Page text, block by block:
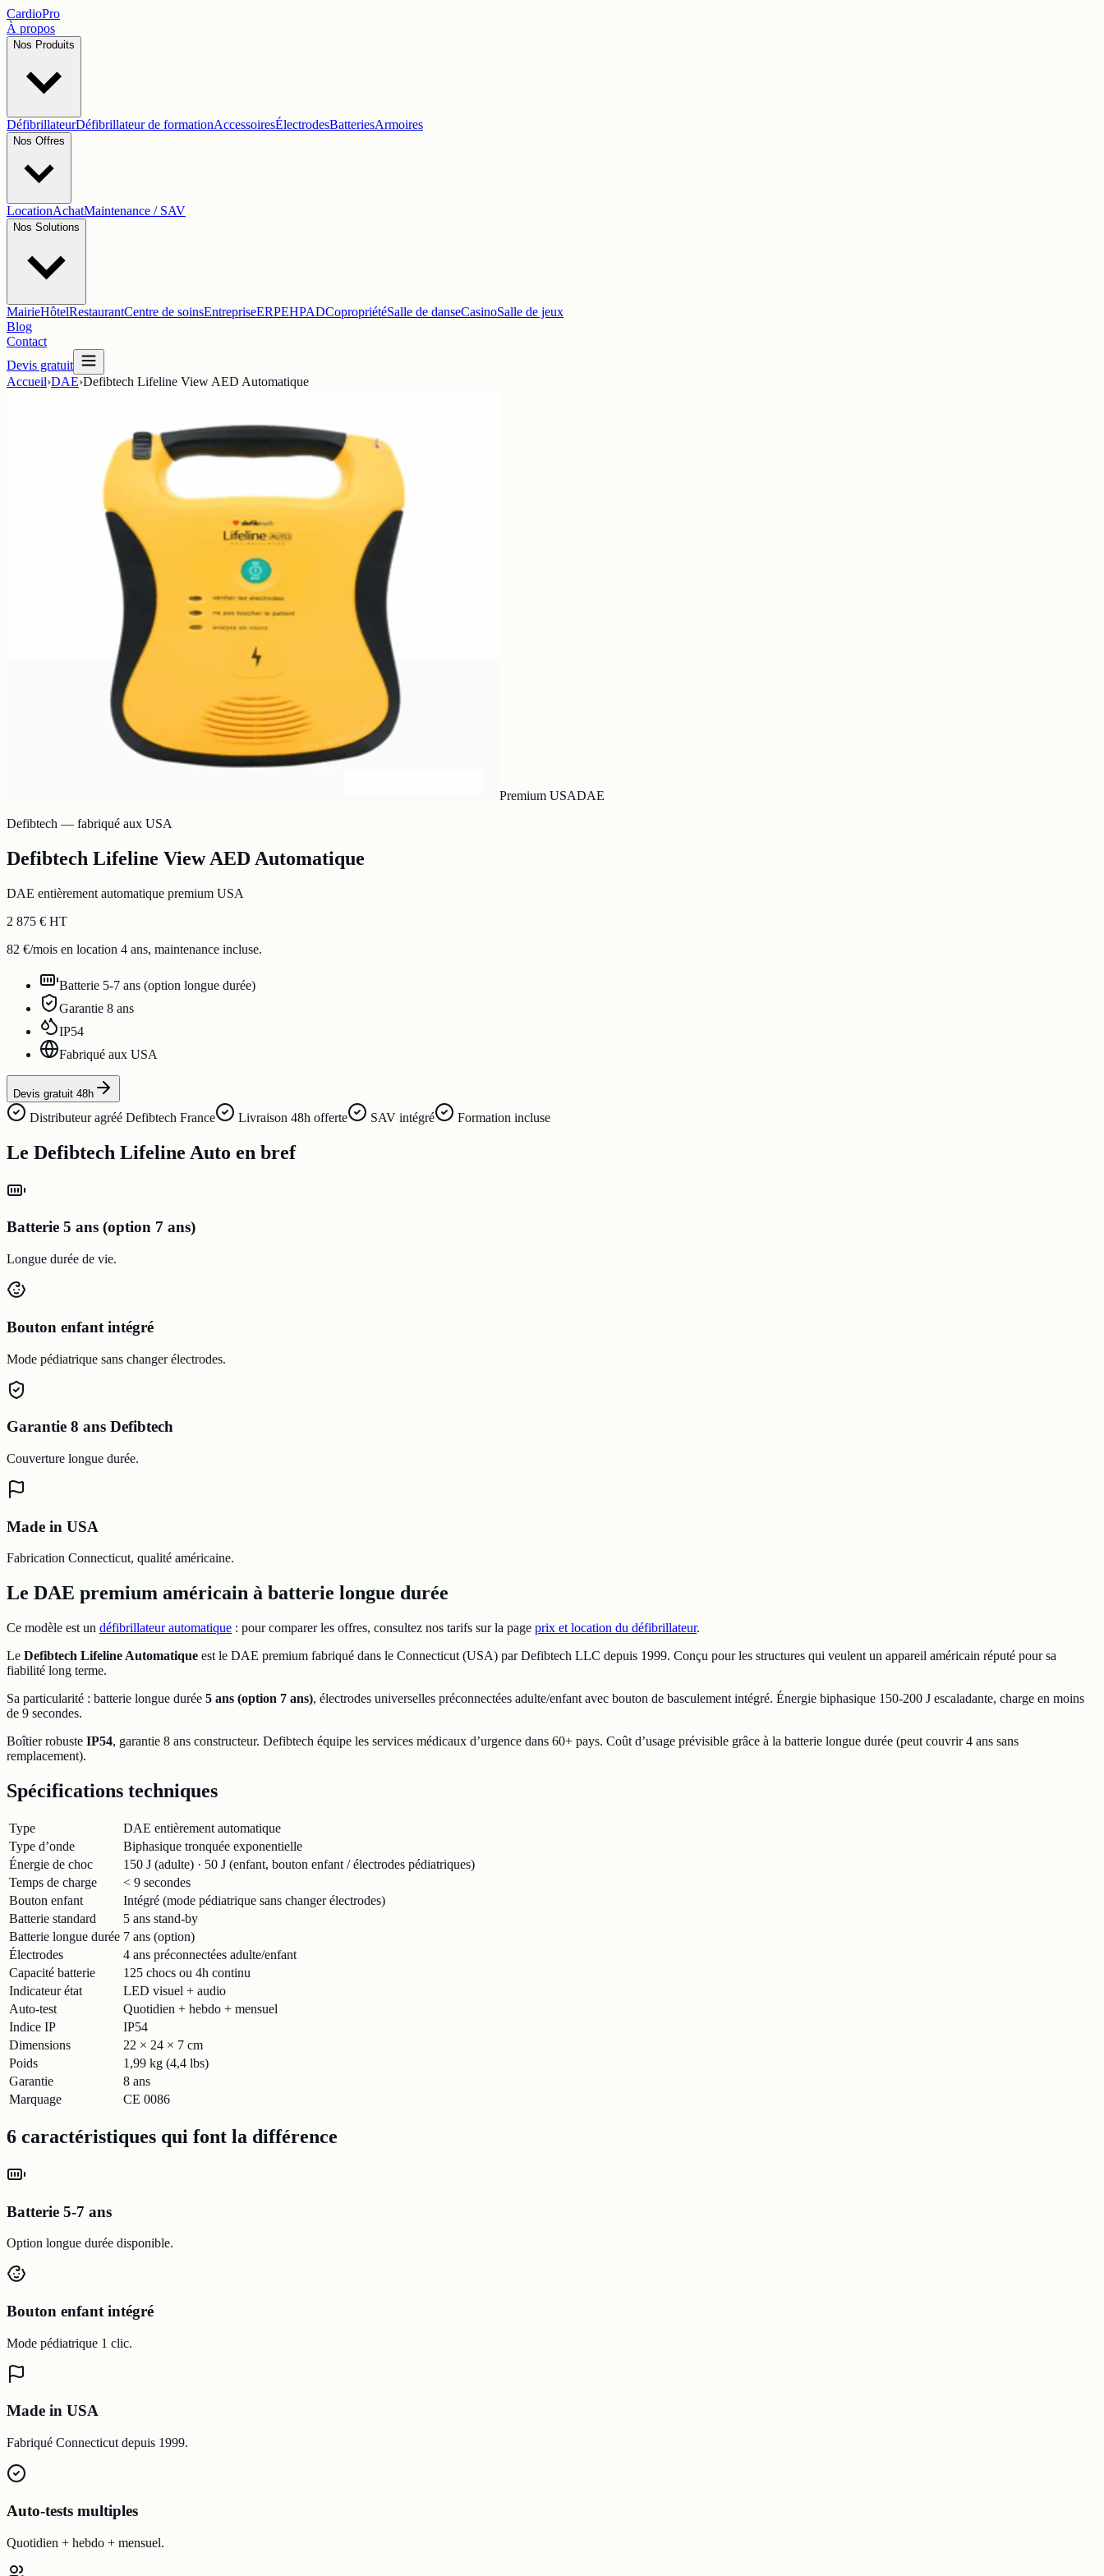
CardioPro
À propos
Nos Produits
DéfibrillateurDéfibrillateur de formationAccessoiresÉlectrodesBatteriesArmoires
Nos Offres
LocationAchatMaintenance / SAV
Nos Solutions
MairieHôtelRestaurantCentre de soinsEntrepriseERPEHPADCopropriétéSalle de danseCasinoSalle de jeux
Blog
Contact
Devis gratuit
Accueil›DAE›Defibtech Lifeline View AED Automatique
Premium USADAE
Defibtech — fabriqué aux USA
Defibtech Lifeline View AED Automatique
DAE entièrement automatique premium USA
2 875 € HT
82 €/mois en location 4 ans, maintenance incluse.
Batterie 5-7 ans (option longue durée)
Garantie 8 ans
IP54
Fabriqué aux USA
Devis gratuit 48h
Distributeur agréé Defibtech France Livraison 48h offerte SAV intégré Formation incluse
Le Defibtech Lifeline Auto en bref
Batterie 5 ans (option 7 ans)
Longue durée de vie.
Bouton enfant intégré
Mode pédiatrique sans changer électrodes.
Garantie 8 ans Defibtech
Couverture longue durée.
Made in USA
Fabrication Connecticut, qualité américaine.
Le DAE premium américain à batterie longue durée
Ce modèle est un défibrillateur automatique : pour comparer les offres, consultez nos tarifs sur la page prix et location du défibrillateur.
Le Defibtech Lifeline Automatique est le DAE premium fabriqué dans le Connecticut (USA) par Defibtech LLC depuis 1999. Conçu pour les structures qui veulent un appareil américain réputé pour sa
fiabilité long terme.
Sa particularité : batterie longue durée 5 ans (option 7 ans), électrodes universelles préconnectées adulte/enfant avec bouton de basculement intégré. Énergie biphasique 150-200 J escaladante, charge en moins
de 9 secondes.
Boîtier robuste IP54, garantie 8 ans constructeur. Defibtech équipe les services médicaux d’urgence dans 60+ pays. Coût d’usage prévisible grâce à la batterie longue durée (peut couvrir 4 ans sans
remplacement).
Spécifications techniques
Type
DAE entièrement automatique
Type d’onde
Biphasique tronquée exponentielle
Énergie de choc
150 J (adulte) · 50 J (enfant, bouton enfant / électrodes pédiatriques)
Temps de charge
< 9 secondes
Bouton enfant
Intégré (mode pédiatrique sans changer électrodes)
Batterie standard
5 ans stand-by
Batterie longue durée 7 ans (option)
Électrodes
4 ans préconnectées adulte/enfant
Capacité batterie
125 chocs ou 4h continu
Indicateur état
LED visuel + audio
Auto-test
Quotidien + hebdo + mensuel
Indice IP
IP54
Dimensions
22 × 24 × 7 cm
Poids
1,99 kg (4,4 lbs)
Garantie
8 ans
Marquage
CE 0086
6 caractéristiques qui font la différence
Batterie 5-7 ans
Option longue durée disponible.
Bouton enfant intégré
Mode pédiatrique 1 clic.
Made in USA
Fabriqué Connecticut depuis 1999.
Auto-tests multiples
Quotidien + hebdo + mensuel.